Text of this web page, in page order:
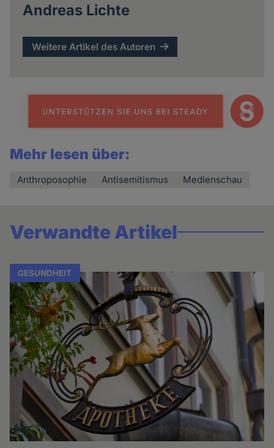
Andreas Lichte
Weitere Artikel des Autoren
Mehr lesen über:
Anthroposophie Antisemitismus Medienschau
Verwandte Artikel
GESUNDHEIT